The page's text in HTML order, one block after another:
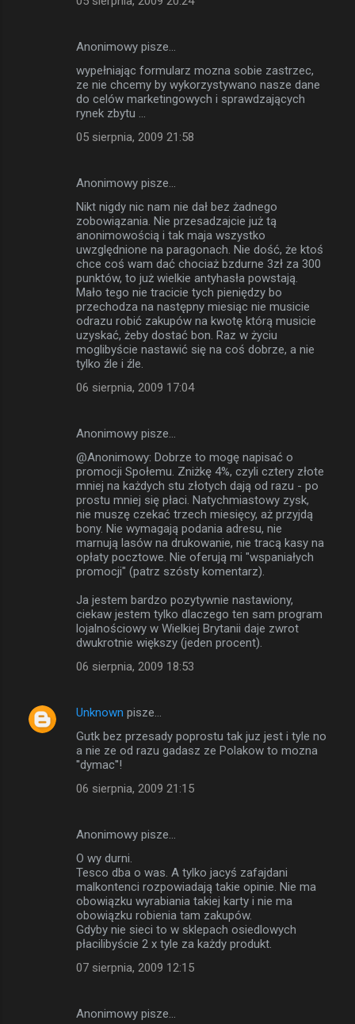
Anonimowy pisze…
wypełniając formularz mozna sobie zastrzec,
ze nie chcemy by wykorzystywano nasze dane
do celów marketingowych i sprawdzających
rynek zbytu ...
05 sierpnia, 2009 21:58
Anonimowy pisze…
Nikt nigdy nic nam nie dał bez żadnego
zobowiązania. Nie przesadzajcie już tą
anonimowością i tak maja wszystko
uwzględnione na paragonach. Nie dość, że ktoś
chce coś wam dać chociaż bzdurne 3zł za 300
punktów, to już wielkie antyhasła powstają.
Mało tego nie tracicie tych pieniędzy bo
przechodza na następny miesiąc nie musicie
odrazu robić zakupów na kwotę którą musicie
uzyskać, żeby dostać bon. Raz w życiu
moglibyście nastawić się na coś dobrze, a nie
tylko źle i źle.
06 sierpnia, 2009 17:04
Anonimowy pisze…
@Anonimowy: Dobrze to mogę napisać o
promocji Społemu. Zniżkę 4%, czyli cztery złote
mniej na każdych stu złotych dają od razu - po
prostu mniej się płaci. Natychmiastowy zysk,
nie muszę czekać trzech miesięcy, aż przyjdą
bony. Nie wymagają podania adresu, nie
marnują lasów na drukowanie, nie tracą kasy na
opłaty pocztowe. Nie oferują mi "wspaniałych
promocji" (patrz szósty komentarz).
Ja jestem bardzo pozytywnie nastawiony,
ciekaw jestem tylko dlaczego ten sam program
lojalnościowy w Wielkiej Brytanii daje zwrot
dwukrotnie większy (jeden procent).
06 sierpnia, 2009 18:53
Unknown pisze…
Gutk bez przesady poprostu tak juz jest i tyle no
a nie ze od razu gadasz ze Polakow to mozna
''dymac''!
06 sierpnia, 2009 21:15
Anonimowy pisze…
O wy durni.
Tesco dba o was. A tylko jacyś zafajdani
malkontenci rozpowiadają takie opinie. Nie ma
obowiązku wyrabiania takiej karty i nie ma
obowiązku robienia tam zakupów.
Gdyby nie sieci to w sklepach osiedlowych
płacilibyście 2 x tyle za każdy produkt.
07 sierpnia, 2009 12:15
Anonimowy pisze…